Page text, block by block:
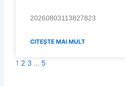
20260803113827823
CITEȘTE MAI MULT
1 2 3 … 5